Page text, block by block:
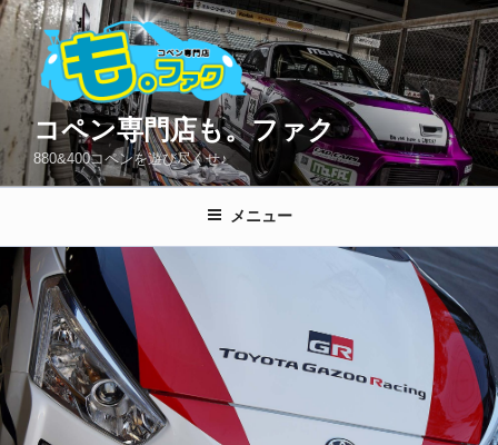
コ
ン
へ
プ
コペン専門店も。ファク
880&400コペンを遊び尽くせ♪
メニュー